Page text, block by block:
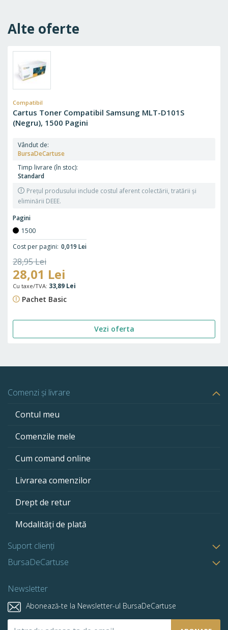
Alte oferte
Compatibil
Cartus Toner Compatibil Samsung MLT-D101S
(Negru), 1500 Pagini
Vândut de
BursaDeCartuse
Timp livrare (în stoc)
Standard
Prețul produsului include costul aferent colectării, tratării și
eliminării DEEE.
Pagini
1500
Cost per pagini 0,019 Lei
Preț
standard
28,95 Lei
35,03 Lei
Preț
special
28,01 Lei
33,89 Lei
Pachet Basic
Vezi oferta
Comenzi și livrare
Contul meu
Comenzile mele
Cum comand online
Livrarea comenzilor
Drept de retur
Modalități de plată
Suport clienți
BursaDeCartuse
Newsletter
Abonează-te la Newsletter-ul BursaDeCartuse